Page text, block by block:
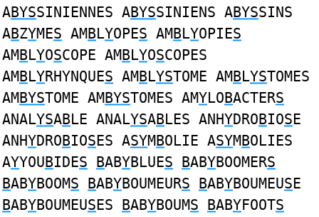
ABYSSINIENNES ABYSSINIENS ABYSSINS
ABZYMES AMBLYOPES AMBLYOPIES
AMBLYOSCOPE AMBLYOSCOPES
AMBLYRHYNQUES AMBLYSTOME AMBLYSTOMES
AMBYSTOME AMBYSTOMES AMYLOBACTERS
ANALYSABLE ANALYSABLES ANHYDROBIOSE
ANHYDROBIOSES ASYMBOLIE ASYMBOLIES
AYYOUBIDES BABYBLUES BABYBOOMERS
BABYBOOMS BABYBOUMEURS BABYBOUMEUSE
BABYBOUMEUSES BABYBOUMS BABYFOOTS